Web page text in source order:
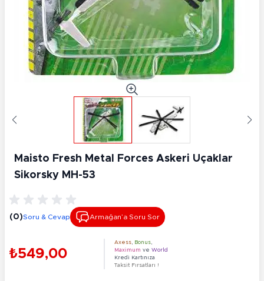
Maisto Fresh Metal Forces Askeri Uçaklar
Sikorsky MH-53
(0)Soru & Cevap Armağan’a Soru Sor
₺549,00
Axess Bonus
Maximum ve World
Kredi Kartınıza
Taksit Fırsatları !